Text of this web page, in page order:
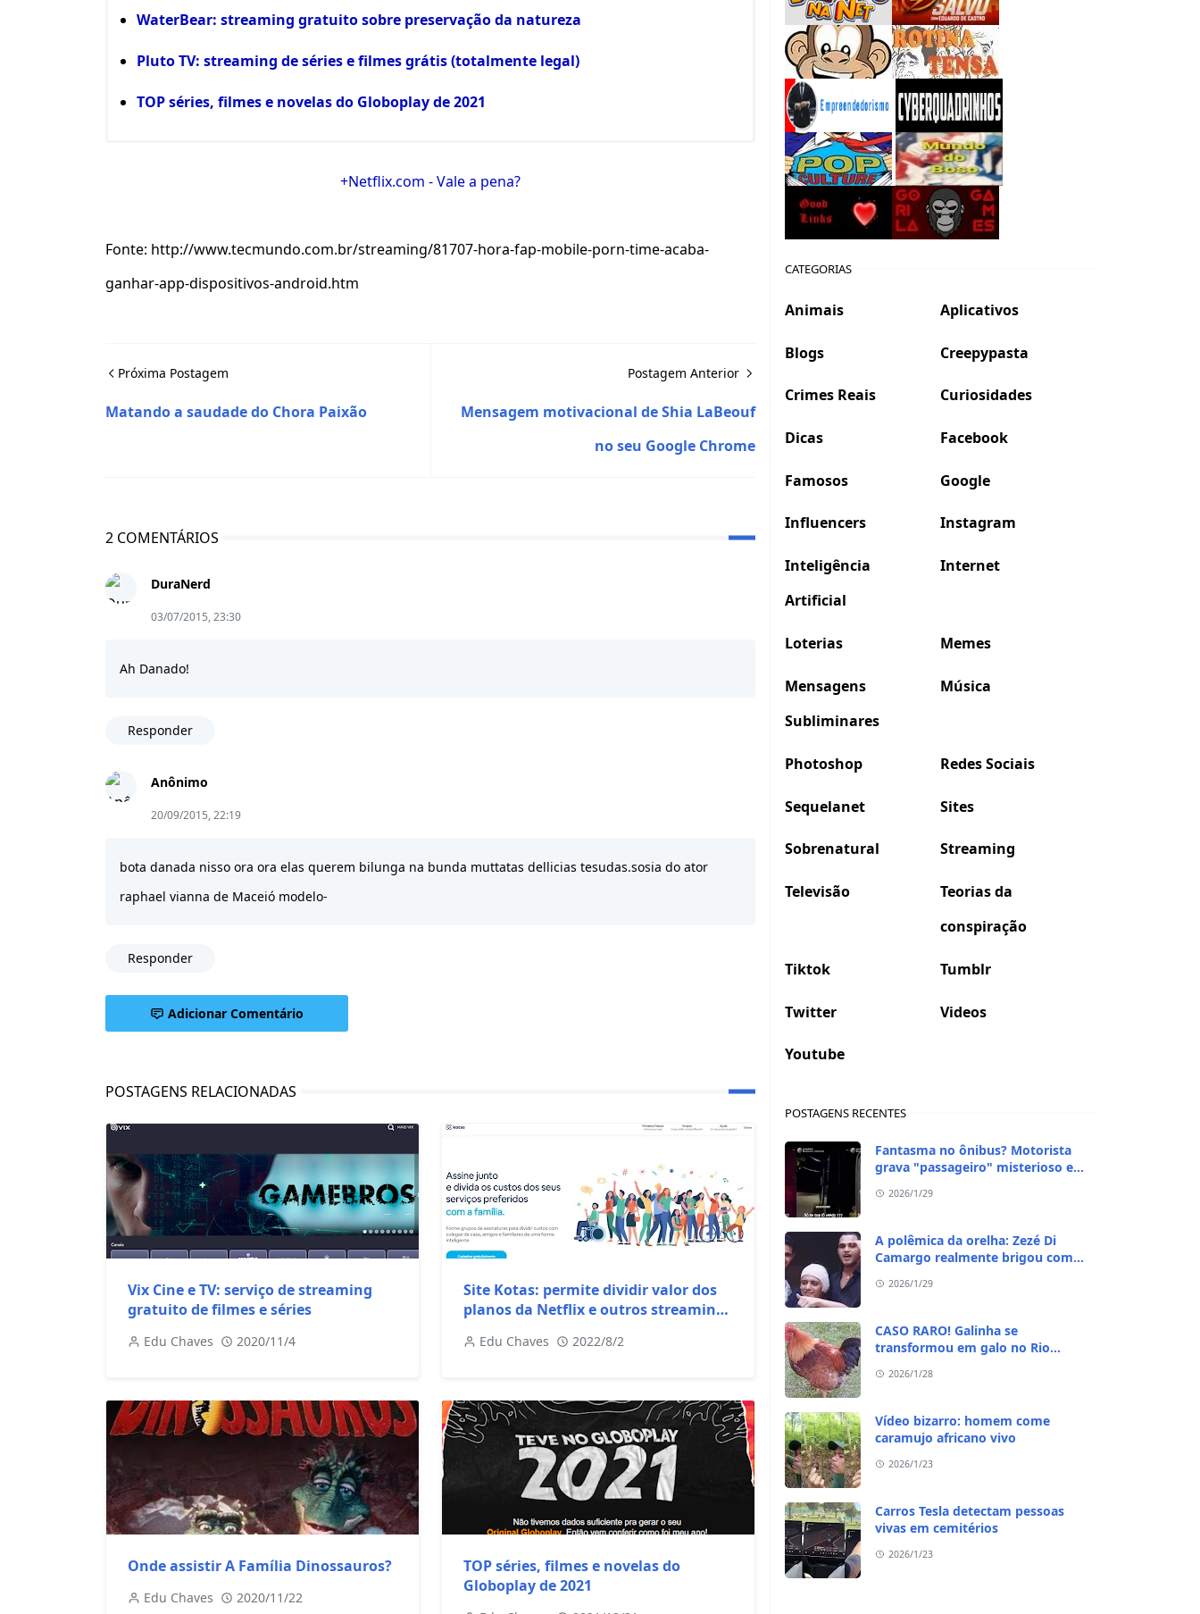
WaterBear: streaming gratuito sobre preservação da natureza
Pluto TV: streaming de séries e filmes grátis (totalmente legal)
TOP séries, filmes e novelas do Globoplay de 2021
+Netflix.com - Vale a pena?
Fonte: http://www.tecmundo.com.br/streaming/81707-hora-fap-mobile-porn-time-acaba-
ganhar-app-dispositivos-android.htm
Próxima Postagem
Matando a saudade do Chora Paixão
Postagem Anterior
Mensagem motivacional de Shia LaBeouf
no seu Google Chrome
2 COMENTÁRIOS
DuraNerd
03/07/2015, 23:30
Ah Danado!
Responder
Anônimo
20/09/2015, 22:19
bota danada nisso ora ora elas querem bilunga na bunda muttatas dellicias tesudas.sosia do ator
raphael vianna de Maceió modelo-
Responder
Adicionar Comentário
POSTAGENS RELACIONADAS
Vix Cine e TV: serviço de streaming
gratuito de filmes e séries
Edu Chaves 2020/11/4
Site Kotas: permite dividir valor dos
planos da Netflix e outros streamings
Edu Chaves 2022/8/2
Onde assistir A Família Dinossauros?
Edu Chaves 2020/11/22
TOP séries, filmes e novelas do
Globoplay de 2021
CATEGORIAS
Animais Aplicativos
Blogs Creepypasta
Crimes Reais Curiosidades
Dicas Facebook
Famosos Google
Influencers Instagram
Inteligência
Artificial
Internet
Loterias Memes
Mensagens
Subliminares
Música
Photoshop Redes Sociais
Sequelanet Sites
Sobrenatural Streaming
Televisão
Teorias da
conspiração
Tiktok Tumblr
Twitter Videos
Youtube
POSTAGENS RECENTES
Fantasma no ônibus? Motorista
grava "passageiro" misterioso em
2026/1/29
A polêmica da orelha: Zezé Di
Camargo realmente brigou com
irmão?
2026/1/29
CASO RARO! Galinha se
transformou em galo no Rio
2026/1/28
Vídeo bizarro: homem come
caramujo africano vivo
2026/1/23
Carros Tesla detectam pessoas
vivas em cemitérios
2026/1/23